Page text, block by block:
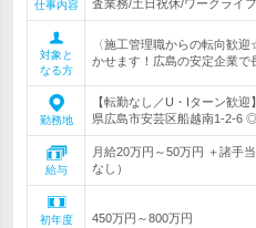
仕事内容 査業務/土日祝休/ワークライ
対象と
なる方
〈施工管理職からの転向歓
かせます！広島の安定企業で
勤務地
【転勤なし／U・Iターン歓
県広島市安芸区船越南1-2-6
給与
月給20万円～50万円 ＋諸手
なし）
初年度
450万円～800万円